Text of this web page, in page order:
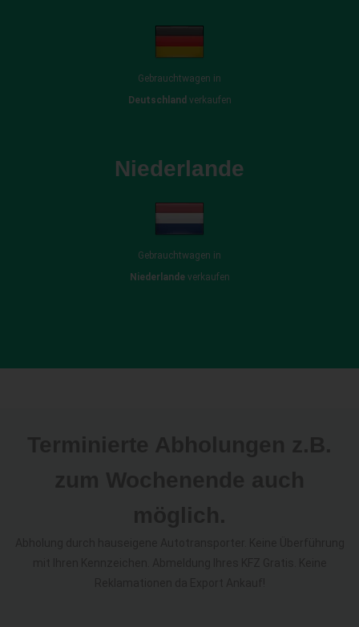
Gebrauchtwagen in
Deutschland verkaufen
Niederlande
Gebrauchtwagen in
Niederlandeverkaufen